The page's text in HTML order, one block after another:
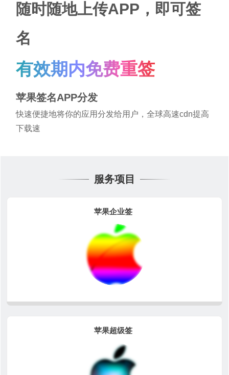
随时随地上传APP，即可签
名
有效期内免费重签
苹果签名APP分发
快速便捷地将你的应用分发给用户，全球高速cdn提高
下载速
服务项目
苹果企业签
苹果超级签